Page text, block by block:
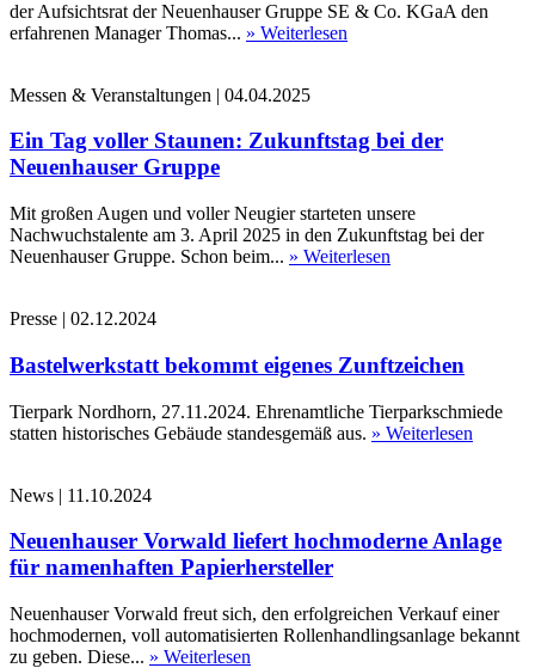
der Aufsichtsrat der Neuenhauser Gruppe SE & Co. KGaA den
erfahrenen Manager Thomas... » Weiterlesen
Messen & Veranstaltungen | 04.04.2025
Ein Tag voller Staunen: Zukunftstag bei der
Neuenhauser Gruppe
Mit großen Augen und voller Neugier starteten unsere
Nachwuchstalente am 3. April 2025 in den Zukunftstag bei der
Neuenhauser Gruppe. Schon beim... » Weiterlesen
Presse | 02.12.2024
Bastelwerkstatt bekommt eigenes Zunftzeichen
Tierpark Nordhorn, 27.11.2024. Ehrenamtliche Tierparkschmiede
statten historisches Gebäude standesgemäß aus. » Weiterlesen
News | 11.10.2024
Neuenhauser Vorwald liefert hochmoderne Anlage
für namenhaften Papierhersteller
Neuenhauser Vorwald freut sich, den erfolgreichen Verkauf einer
hochmodernen, voll automatisierten Rollenhandlingsanlage bekannt
zu geben. Diese... » Weiterlesen